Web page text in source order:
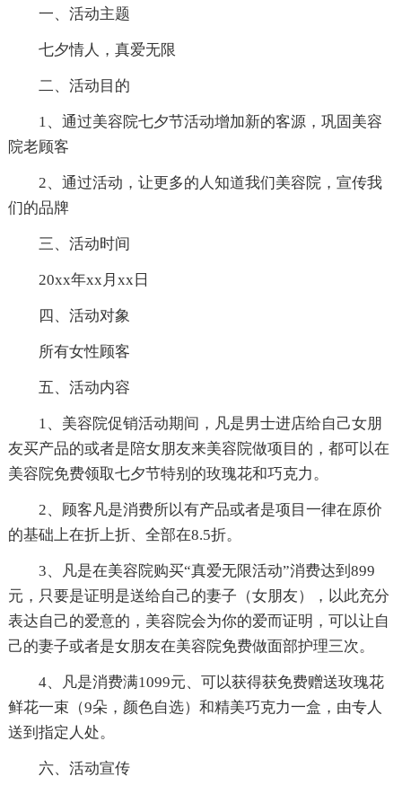
一、活动主题
七夕情人，真爱无限
二、活动目的
1、通过美容院七夕节活动增加新的客源，巩固美容
院老顾客
2、通过活动，让更多的人知道我们美容院，宣传我
们的品牌
三、活动时间
20xx年xx月xx日
四、活动对象
所有女性顾客
五、活动内容
1、美容院促销活动期间，凡是男士进店给自己女朋
友买产品的或者是陪女朋友来美容院做项目的，都可以在
美容院免费领取七夕节特别的玫瑰花和巧克力。
2、顾客凡是消费所以有产品或者是项目一律在原价
的基础上在折上折、全部在8.5折。
3、凡是在美容院购买“真爱无限活动”消费达到899
元，只要是证明是送给自己的妻子（女朋友），以此充分
表达自己的爱意的，美容院会为你的爱而证明，可以让自
己的妻子或者是女朋友在美容院免费做面部护理三次。
4、凡是消费满1099元、可以获得获免费赠送玫瑰花
鲜花一束（9朵，颜色自选）和精美巧克力一盒，由专人
送到指定人处。
六、活动宣传